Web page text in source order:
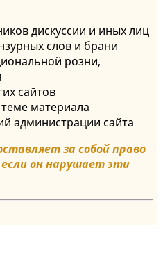
дискуссии и иных лиц
слов и брани
розни,
сайтов
материала
администрации сайта
за собой право
он нарушает эти